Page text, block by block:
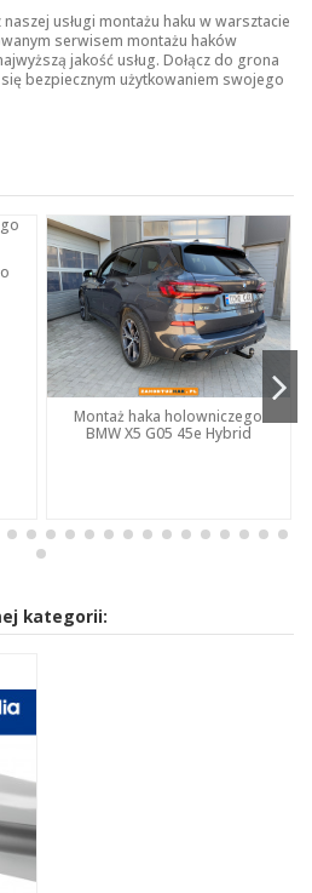
usługi montażu haku w warsztacie
serwisem montażu haków
jakość usług. Dołącz do grona
bezpiecznym użytkowaniem swojego
Montaż haka holowniczego
BMW X5 G05 45e Hybrid
kategorii: